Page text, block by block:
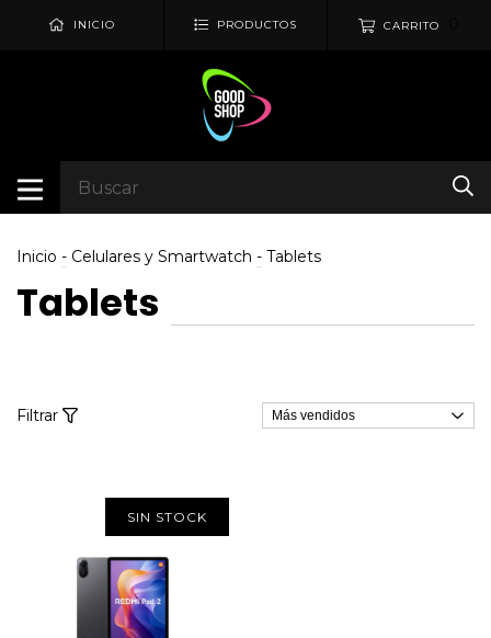
INICIO PRODUCTOS CARRITO
Inicio - Celulares y Smartwatch - Tablets
Tablets
Filtrar
SIN STOCK